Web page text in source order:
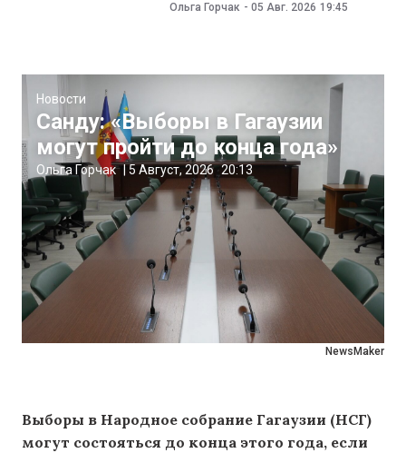
Ольга Горчак - 05 Авг. 2026 19:45
NewsMaker
Новости
Санду: «Выборы в Гагаузии
могут пройти до конца года»
Ольга Горчак |5 Август, 2026 20:13
Выборы в Народное собрание Гагаузии (НСГ)
могут состояться до конца этого года, если